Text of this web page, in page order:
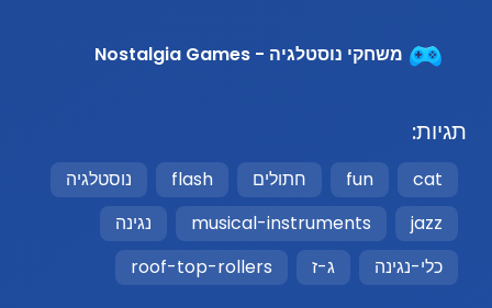
משחקי נוסטלגיה - Nostalgia Games
תגיות:
cat
fun חתולים flash
נוסטלגיה
jazz
musical-instruments
נגינה
כלי-נגינה
ג-ז roof-top-rollers